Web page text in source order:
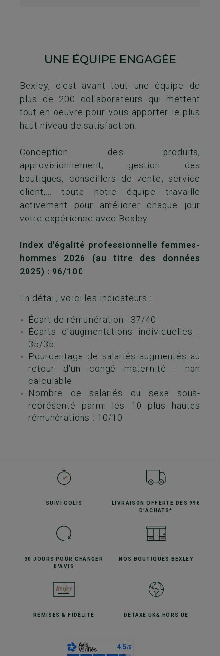
UNE ÉQUIPE ENGAGÉE
Bexley, c'est avant tout une équipe de
plus de 200 collaborateurs qui mettent
tout en oeuvre pour vous apporter le plus
haut niveau de satisfaction.
Conception des produits,
approvisionnement, gestion des
boutiques, conseillers de vente, service
client,... toute notre équipe travaille
activement pour améliorer chaque jour
votre expérience avec Bexley.
Index d'égalité professionnelle femmes-
hommes 2026 (au titre des données
2025) : 96/100
En détail, voici les indicateurs :
Écart de rémunération : 37/40
Écarts d'augmentations individuelles :
35/35
Pourcentage de salariés augmentés au
retour d'un congé maternité : non
calculable
Nombre de salariés du sexe sous-
représenté parmi les 10 plus hautes
rémunérations : 10/10
SUIVICOLIS LIVRAISON OFFERTE
DÈS 99€
D'ACHATS*
30 JOURS POURCHANGER
D'AVIS
NOS BOUTIQUES BEXLEY
REMISES& FIDÉLITÉ DÉTAXE UK& HORS UE